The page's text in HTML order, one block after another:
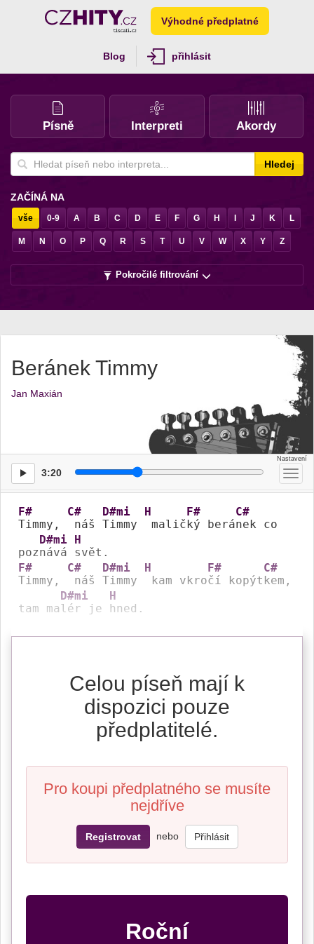
Výhodné předplatné
Blog přihlásit
Písně Interpreti Akordy
Hledej
ZAČÍNÁ NA
vše 0-9 A B C D E F G H J K L
M N O P Q R S T U V W X Y Z
Pokročilé filtrování
Beránek Timmy
Jan Maxián
3:20
F#
Timmy,
C#
náš
D#mi
Timmy
H
malič
F#
ký berá
C#
nek co
poz
D#mi
nává
H
F#
Timmy,
C#
náš
D#mi
Timmy
H
kam vkro
F#
čí kopýt
C#
kem,
tam ma
D#mi
lér je
H
hned.
Celou píseň mají k
dispozici pouze
předplatitelé.
Pro koupi předplatného se musíte
nejdříve
Registrovat nebo Přihlásit
Roční